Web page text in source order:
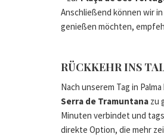
Anschließend können wir
genießen möchten,
RÜCKKEHR INS
Nach unserem Tag in
Serra de Tramuntana zu
Minuten verbindet und
direkte Option, die mehr